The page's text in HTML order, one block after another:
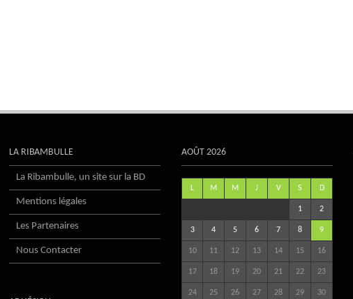
LA RIBAMBULLE
La Ribambulle, un site sur la BD
Mentions légales
Les Partenaires
Nous Contacter
AOÛT 2026
L M M J V S D
1 2
3 4 5 6 7 8 9
10 11 12 13 14 15 16
17 18 19 20 21 22 23
24 25 26 27 28 29 30